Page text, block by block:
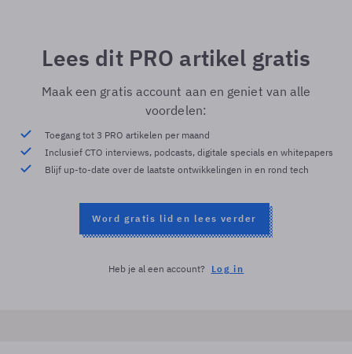
Lees dit PRO artikel gratis
Maak een gratis account aan en geniet van alle
voordelen:
Toegang tot 3 PRO artikelen per maand
Inclusief CTO interviews, podcasts, digitale specials en whitepapers
Blijf up-to-date over de laatste ontwikkelingen in en rond tech
Word gratis lid en lees verder
Heb je al een account? Log in